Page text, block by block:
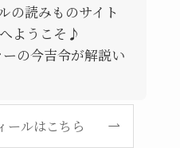
の読みものサイト
ようこそ♪
の今吉令が解説い
ールはこちら